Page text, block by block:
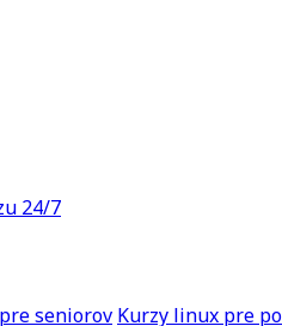
24/7
seniorov Kurzy linux pre